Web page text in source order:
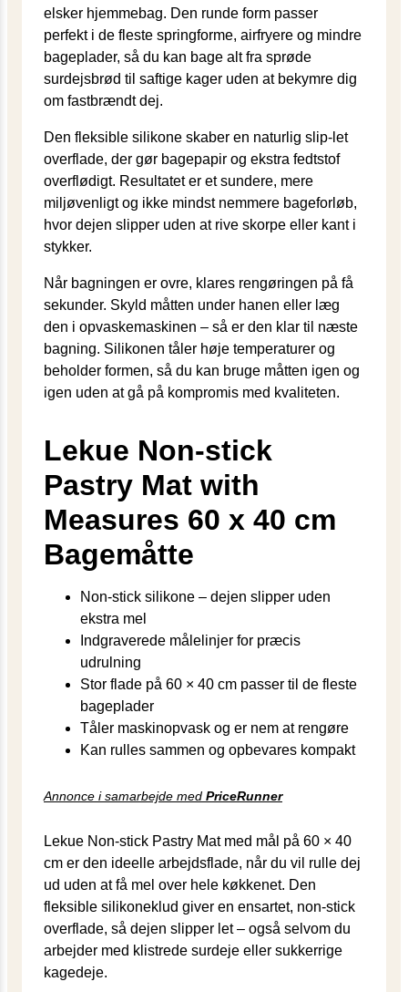
elsker hjemmebag. Den runde form passer
perfekt i de fleste springforme, airfryere og mindre
bageplader, så du kan bage alt fra sprøde
surdejsbrød til saftige kager uden at bekymre dig
om fastbrændt dej.
Den fleksible silikone skaber en naturlig slip-let
overflade, der gør bagepapir og ekstra fedtstof
overflødigt. Resultatet er et sundere, mere
miljøvenligt og ikke mindst nemmere bageforløb,
hvor dejen slipper uden at rive skorpe eller kant i
stykker.
Når bagningen er ovre, klares rengøringen på få
sekunder. Skyld måtten under hanen eller læg
den i opvaskemaskinen – så er den klar til næste
bagning. Silikonen tåler høje temperaturer og
beholder formen, så du kan bruge måtten igen og
igen uden at gå på kompromis med kvaliteten.
Lekue Non-stick
Pastry Mat with
Measures 60 x 40 cm
Bagemåtte
Non-stick silikone – dejen slipper uden
ekstra mel
Indgraverede målelinjer for præcis
udrulning
Stor flade på 60 × 40 cm passer til de fleste
bageplader
Tåler maskinopvask og er nem at rengøre
Kan rulles sammen og opbevares kompakt
Annonce i samarbejde med PriceRunner
Lekue Non-stick Pastry Mat med mål på 60 × 40
cm er den ideelle arbejdsflade, når du vil rulle dej
ud uden at få mel over hele køkkenet. Den
fleksible silikoneklud giver en ensartet, non-stick
overflade, så dejen slipper let – også selvom du
arbejder med klistrede surdeje eller sukkerrige
kagedeje.